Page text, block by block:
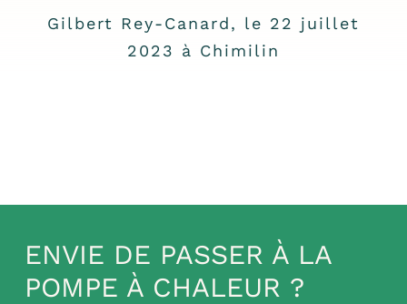
Gilbert Rey-Canard, le 22 juillet
2023 à Chimilin
ENVIE DE PASSER À LA
POMPE À CHALEUR ?